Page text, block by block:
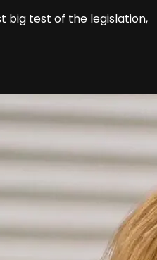
big test of the legislation,